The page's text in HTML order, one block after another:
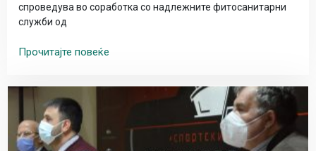
спроведува во соработка со надлежните фитосанитарни
служби од
Прочитајте повеќе